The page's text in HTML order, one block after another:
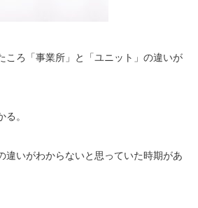
ころ「事業所」と「ユニット」の違いが
。
違いがわからないと思っていた時期があ